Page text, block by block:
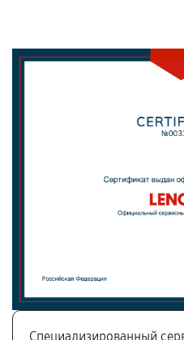
Специализированный